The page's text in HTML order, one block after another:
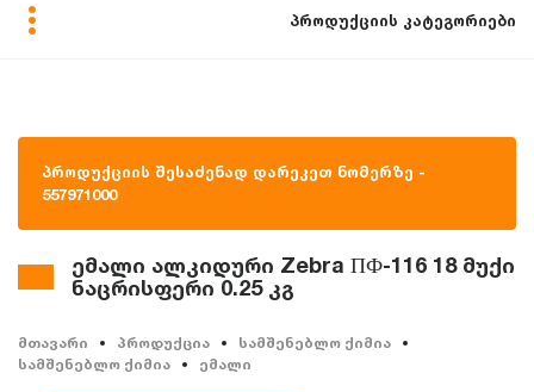
პროდუქციის კატეგორიები
პროდუქციის შესაძენად დარეკეთ ნომერზე -
557971000
ემალი ალკიდური Zebra ПФ-116 18 მუქი
ნაცრისფერი 0.25 კგ
მთავარი პროდუქცია
სამშენებლო ქიმია
სამშენებლო ქიმია
ემალი